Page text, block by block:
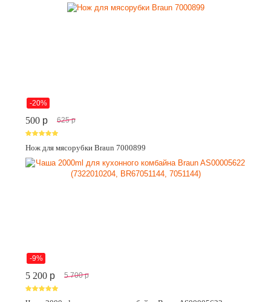
-20%
500 p 625 p
Нож для мясорубки Braun 7000899
-9%
5 200 p 5 700 p